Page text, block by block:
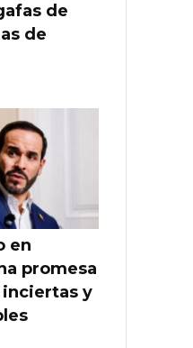
de
de
en
promesa
y